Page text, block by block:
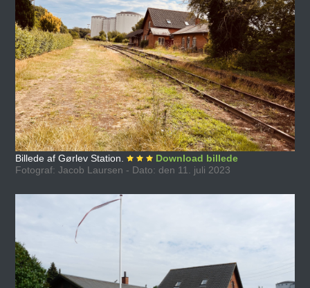
Billede af Gørlev Station.
Download billede
Fotograf: Jacob Laursen - Dato: den 11. juli 2023